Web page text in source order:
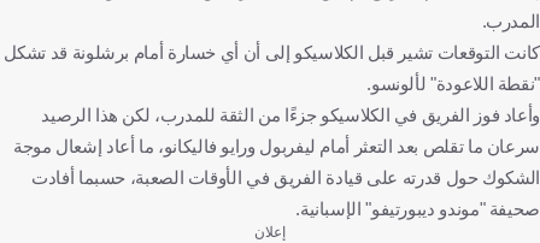
المدرب.
كانت التوقعات تشير قبل الكلاسيكو إلى أن أي خسارة أمام برشلونة قد تشكل
"نقطة اللاعودة" لألونسو.
وأعاد فوز الفريق في الكلاسيكو جزءًا من الثقة للمدرب، لكن هذا الرصيد
سرعان ما تقلص بعد التعثر أمام ليفربول ورايو فاليكانو، ما أعاد إشعال موجة
الشكوك حول قدرته على قيادة الفريق في الأوقات الصعبة، حسبما أفادت
صحيفة "موندو ديبورتيفو" الإسبانية.
إعلان